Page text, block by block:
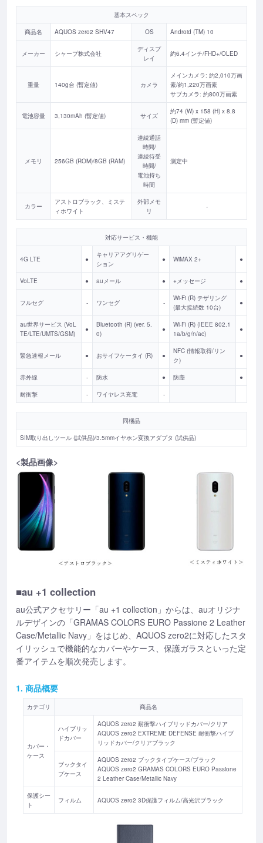
基本スペック
商品名 AQUOS zero2 SHV47 OS Android (TM) 10
メーカー シャープ株式会社
ディスプ
レイ
約6.4インチ/FHD+/OLED
重量 140g台 (暫定値) カメラ
メインカメラ: 約2,010万画
素/約1,220万画素
サブカメラ: 約800万画素
電池容量 3,130mAh (暫定値) サイズ
約74 (W) x 158 (H) x 8.8
(D) mm (暫定値)
メモリ 256GB (ROM)/8GB (RAM)
連続通話
時間/
連続待受
時間/
電池持ち
時間
測定中
カラー
アストロブラック、ミステ
ィホワイト
外部メモ
リ
-
対応サービス・機能
4G LTE ●
キャリアアグリゲー
ション
● WiMAX 2+ ●
VoLTE ● auメール ● +メッセージ ●
フルセグ - ワンセグ -
Wi-Fi (R) テザリング
(最大接続数 10台)
●
au世界サービス (VoL
TE/LTE/UMTS/GSM)
●
Bluetooth (R) (ver. 5.
0)
●
Wi-Fi (R) (IEEE 802.1
1a/b/g/n/ac)
●
緊急速報メール ● おサイフケータイ (R) ●
NFC (情報取得/リン
ク)
●
赤外線 - 防水 ● 防塵 ●
耐衝撃 - ワイヤレス充電 -
同梱品
SIM取り出しツール (試供品)/3.5mmイヤホン変換アダプタ (試供品)
<製品画像>
■au +1 collection
au公式アクセサリー「au +1 collection」からは、auオリジナ
ルデザインの「GRAMAS COLORS EURO Passione 2 Leather
Case/Metallic Navy」をはじめ、AQUOS zero2に対応したスタ
イリッシュで機能的なカバーやケース、保護ガラスといった定
番アイテムを順次発売します。
1. 商品概要
カテゴリ 商品名
カバー・
ケース
ハイブリッ
ドカバー
AQUOS zero2 耐衝撃ハイブリッドカバー/クリア
AQUOS zero2 EXTREME DEFENSE 耐衝撃ハイブ
リッドカバー/クリアブラック
ブックタイ
プケース
AQUOS zero2 ブックタイプケース/ブラック
AQUOS zero2 GRAMAS COLORS EURO Passione
2 Leather Case/Metallic Navy
保護シー
ト
フィルム AQUOS zero2 3D保護フィルム/高光沢ブラック